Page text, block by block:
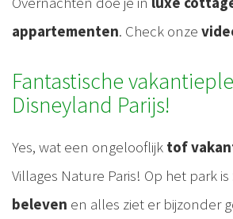
appartementen. Check onze
Fantastische
Disneyland Parijs!
Yes, wat een ongelooflijk tof
Villages Nature Paris! Op het park is
beleven en alles ziet er bijzonder